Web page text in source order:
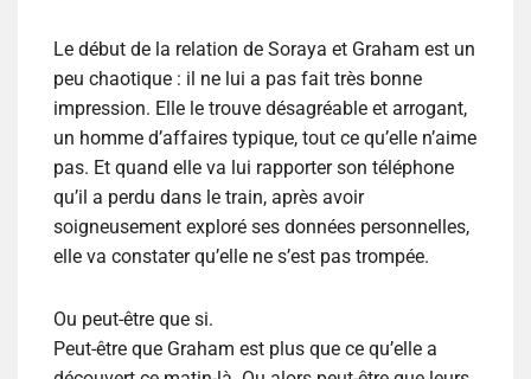
Le début de la relation de Soraya et Graham est un
peu chaotique : il ne lui a pas fait très bonne
impression. Elle le trouve désagréable et arrogant,
un homme d’affaires typique, tout ce qu’elle n’aime
pas. Et quand elle va lui rapporter son téléphone
qu’il a perdu dans le train, après avoir
soigneusement exploré ses données personnelles,
elle va constater qu’elle ne s’est pas trompée.
Ou peut-être que si.
Peut-être que Graham est plus que ce qu’elle a